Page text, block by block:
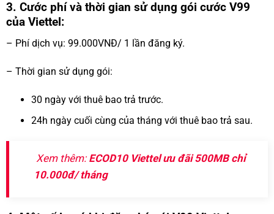
3. Cước phí và thời gian sử dụng gói cước V99
của Viettel:
– Phí dịch vụ: 99.000VNĐ/ 1 lần đăng ký.
– Thời gian sử dụng gói:
30 ngày với thuê bao trả trước.
24h ngày cuối cùng của tháng với thuê bao trả sau.
Xem thêm: ECOD10 Viettel ưu đãi 500MB chỉ
10.000đ/ tháng